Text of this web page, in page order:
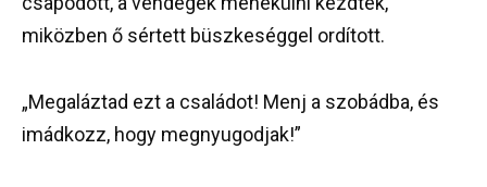
miközben ő sértett büszkeséggel ordított.
„Megaláztad ezt a családot! Menj a szobádba, és
imádkozz, hogy megnyugodjak!”